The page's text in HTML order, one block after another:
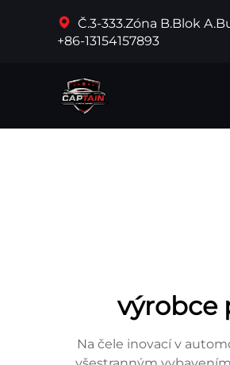
Č.3-333.Zóna B.Blok
+86-13154157893
výrobce
Na čele inovací v